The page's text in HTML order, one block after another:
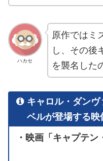
ハカセ
原作ではミ
し、その後
を襲名した
キャロル・ダン
ベルが登場する映
・映画「キャプテ